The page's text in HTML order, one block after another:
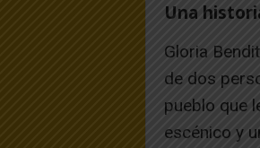
Una
Gloria
de dos
pueblo que
escénico y